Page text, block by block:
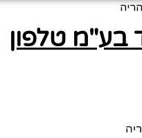
בע"מ טלפון